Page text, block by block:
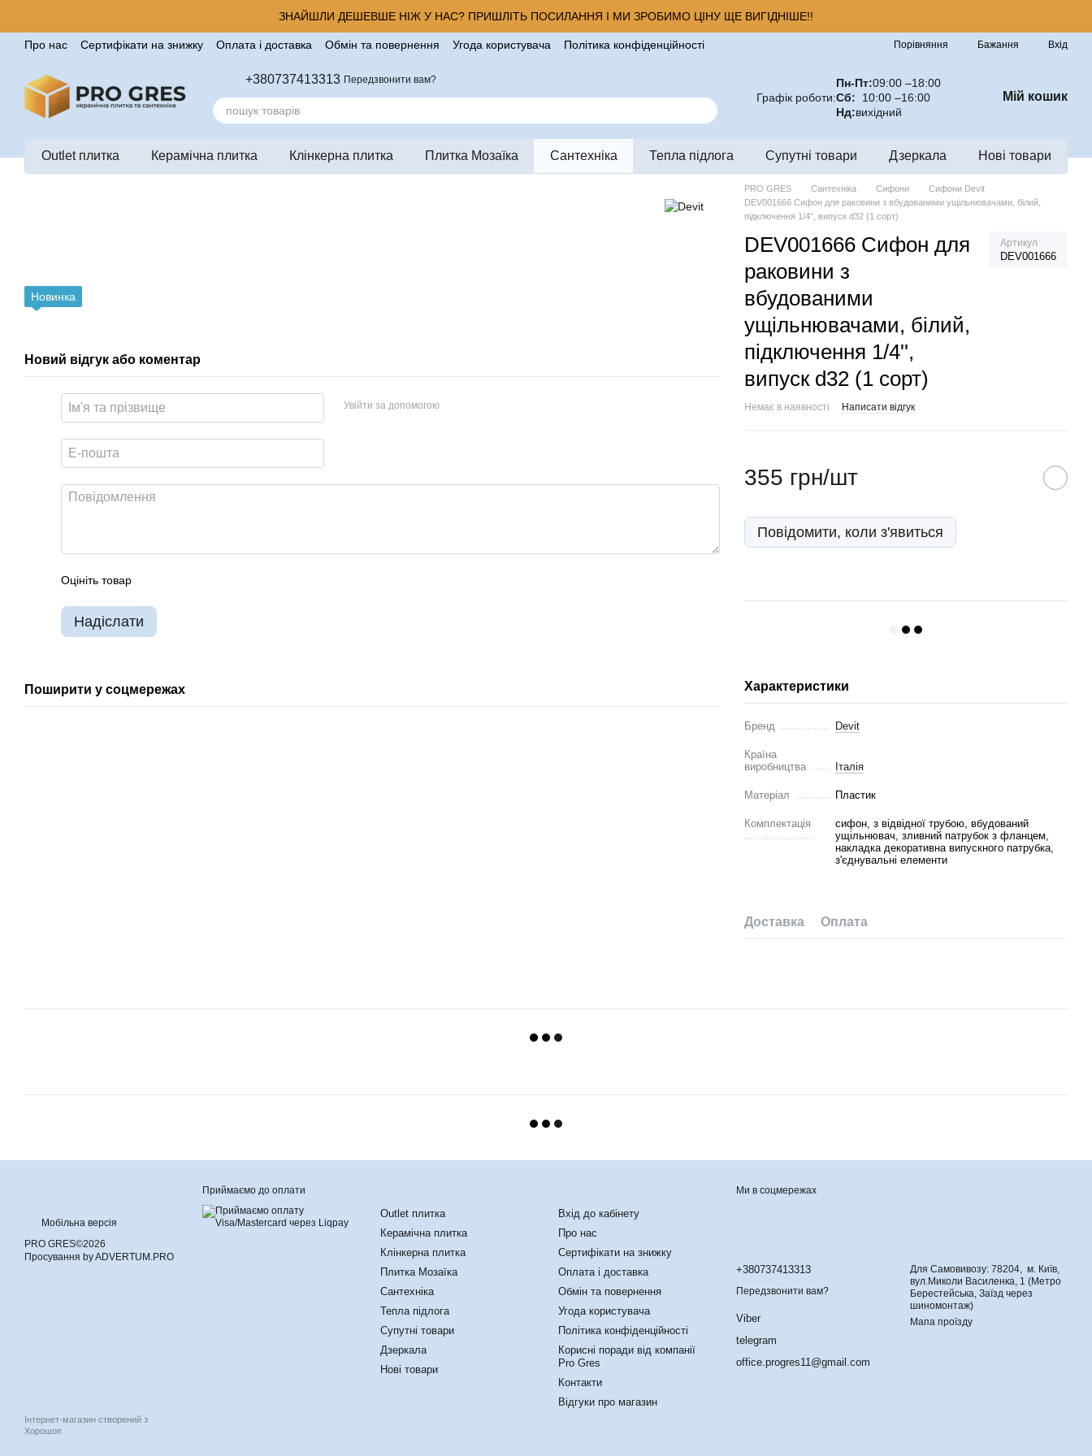
ЗНАЙШЛИ ДЕШЕВШЕ НІЖ У НАС? ПРИШЛІТЬ ПОСИЛАННЯ І МИ ЗРОБИМО ЦІНУ ЩЕ ВИГІДНІШЕ!!
Про нас Сертифікати на знижку Оплата і доставка Обмін та повернення Угода користувача
Політика конфіденційності
Порівняння Бажання Вхід
+380737413313 Передзвонити вам?
Графік роботи:
Пн-Пт:09:00 –18:00
Сб: 10:00 –16:00
Нд:вихідний
Мій кошик
Outlet плитка Керамічна плитка Клінкерна плитка Плитка Мозаїка Сантехніка Тепла підлога Супутні товари Дзеркала Нові товари
PRO GRES Сантехніка Сифони
Сифони Devit
DEV001666 Сифон для раковини з вбудованими ущільнювачами, білий,
підключення 1/4'', випуск d32 (1 сорт)
DEV001666 Сифон для
раковини з
вбудованими
ущільнювачами, білий,
підключення 1/4'',
випуск d32 (1 сорт)
Артикул
DEV001666
Немає в наявності Написати відгук
355 грн/шт
Повідомити, коли з'явиться
Характеристики
Бренд Devit
Країна
виробництва
Італія
Матеріал Пластик
Комплектація
сифон, з відвідної трубою, вбудований
ущільнювач, зливний патрубок з фланцем,
накладка декоративна випускного патрубка,
з'єднувальні елементи
Доставка Оплата
Новинка
Новий відгук або коментар
Увійти за допомогою
Оцініть товар
Надіслати
Поширити у соцмережах
Мобільна версія
PRO GRES©2026
Просування by ADVERTUM.PRO
Інтернет-магазин створений з
Хорошоп
Приймаємо до оплати
Outlet плитка
Керамічна плитка
Клінкерна плитка
Плитка Мозаїка
Сантехніка
Тепла підлога
Супутні товари
Дзеркала
Нові товари
Вхід до кабінету
Про нас
Сертифікати на знижку
Оплата і доставка
Обмін та повернення
Угода користувача
Політика конфіденційності
Корисні поради від компанії
Pro Gres
Контакти
Відгуки про магазин
Ми в соцмережах
+380737413313
Передзвонити вам?
Viber
telegram
office.progres11@gmail.com
Для Самовивозу: 78204, м. Київ,
вул.Миколи Василенка, 1 (Метро
Берестейська, Заїзд через
шиномонтаж)
Мапа проїзду